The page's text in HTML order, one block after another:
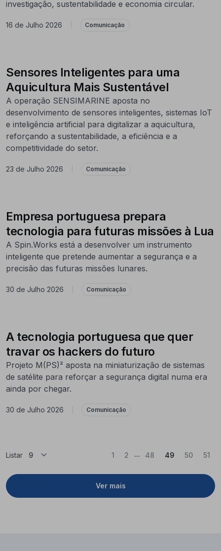
investigação, sustentabilidade e economia circular.
16 de Julho 2026 Comunicação
Sensores Inteligentes para uma
Aquicultura Mais Sustentável
A operação SENSIMARINE aposta no
desenvolvimento de sensores inteligentes, sistemas IoT
e inteligência artificial para digitalizar a aquicultura,
reforçando a sustentabilidade, a eficiência e a
competitividade do setor.
23 de Julho 2026 Comunicação
Empresa portuguesa prepara
tecnologia para futuras missões à Lua
A Spin.Works está a desenvolver um instrumento
inteligente que pretende aumentar a segurança e a
precisão das futuras missões lunares.
30 de Julho 2026 Comunicação
A tecnologia portuguesa que quer
travar os hackers do futuro
Projeto M(PS)² aposta na miniaturização de sistemas
de satélite para reforçar a segurança digital numa era
ainda por chegar.
30 de Julho 2026 Comunicação
Listar
Ver mais
1 2 ... 48 49(Atual)
50 51